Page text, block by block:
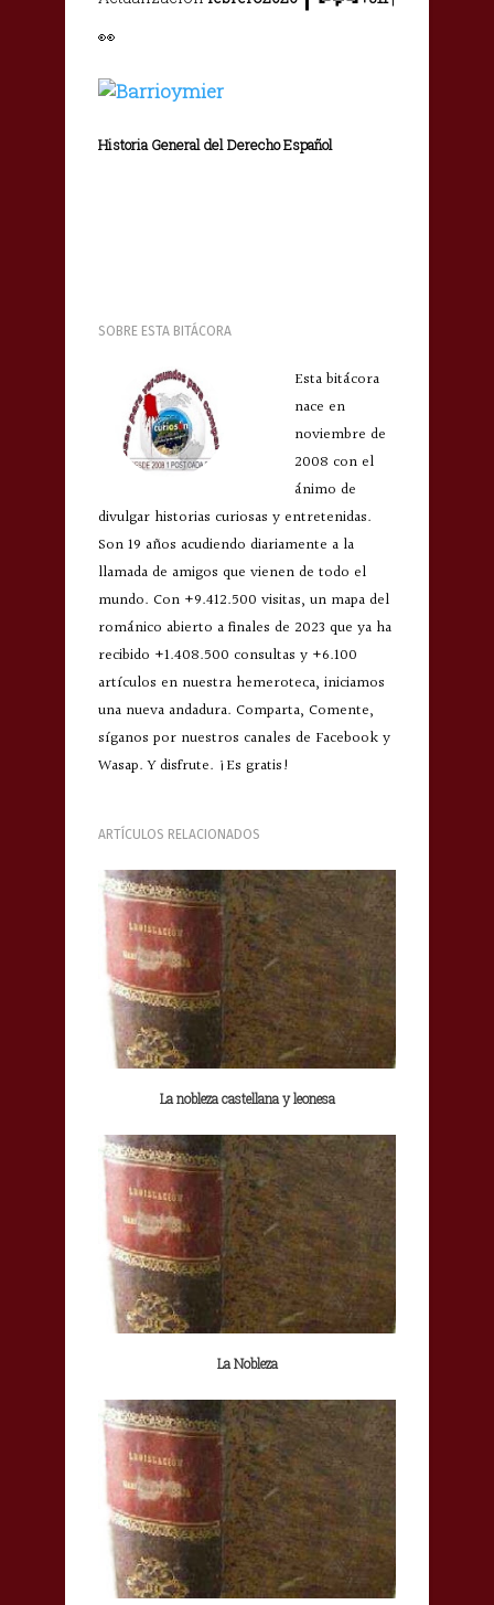
👀
Historia General del Derecho Español
SOBRE ESTA BITÁCORA
Esta bitácora
nace en
noviembre de
2008 con el
ánimo de
divulgar historias curiosas y entretenidas.
Son 19 años acudiendo diariamente a la
llamada de amigos que vienen de todo el
mundo. Con +9.412.500 visitas, un mapa del
románico abierto a finales de 2023 que ya ha
recibido +1.408.500 consultas y +6.100
artículos en nuestra hemeroteca, iniciamos
una nueva andadura. Comparta, Comente,
síganos por nuestros canales de Facebook y
Wasap. Y disfrute. ¡Es gratis!
ARTÍCULOS RELACIONADOS
La nobleza castellana y leonesa
La Nobleza